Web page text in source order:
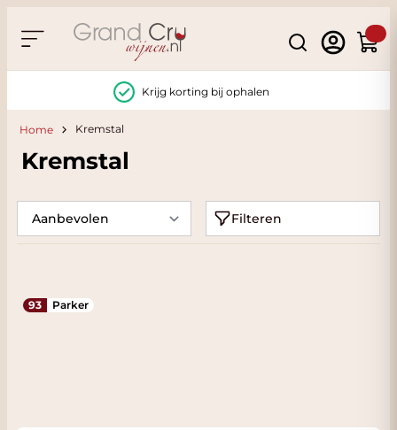
Search
Krijg korting bij ophalen
Home Kremstal
Kremstal
Filteren
93 Parker